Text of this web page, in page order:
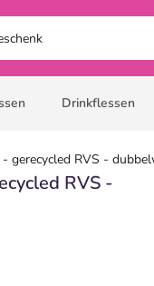
Drinkflessen
gerecycled RVS -
RVS -